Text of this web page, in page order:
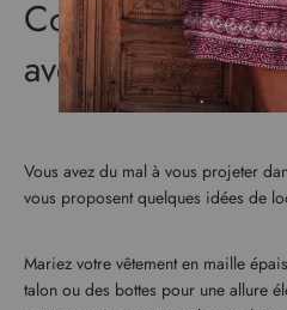
Comment
avec style ?
Vous avez du mal à vous projeter
vous proposent quelques idées de
Mariez votre vêtement en maille
talon ou des bottes pour une allure
o
n
n
r
e
e